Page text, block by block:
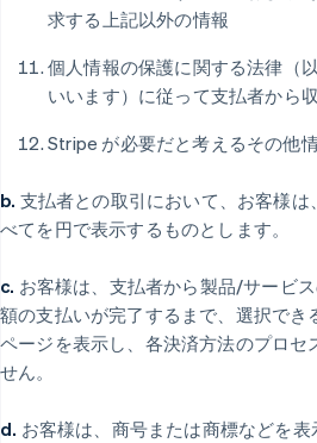
求する上記以外の情報
個人情報の保護に関する法律（
いいます）に従って支払者から
Stripe が必要だと考えるその他
b. 支払者との取引において、お客様
べてを円で表示するものとします。
c. お客様は、支払者から製品/サービ
額の支払いが完了するまで、選択でき
ページを表示し、各決済方法のプロセ
せん。
d. お客様は、商号または商標などを